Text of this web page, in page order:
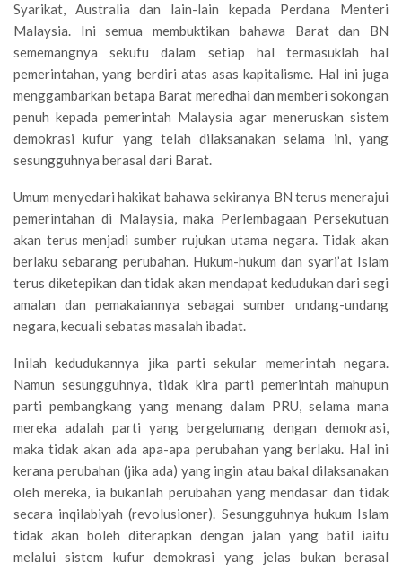
Syarikat, Australia dan lain-lain kepada Perdana Menteri
Malaysia. Ini semua membuktikan bahawa Barat dan BN
sememangnya sekufu dalam setiap hal termasuklah hal
pemerintahan, yang berdiri atas asas kapitalisme. Hal ini juga
menggambarkan betapa Barat meredhai dan memberi sokongan
penuh kepada pemerintah Malaysia agar meneruskan sistem
demokrasi kufur yang telah dilaksanakan selama ini, yang
sesungguhnya berasal dari Barat.
Umum menyedari hakikat bahawa sekiranya BN terus menerajui
pemerintahan di Malaysia, maka Perlembagaan Persekutuan
akan terus menjadi sumber rujukan utama negara. Tidak akan
berlaku sebarang perubahan. Hukum-hukum dan syari’at Islam
terus diketepikan dan tidak akan mendapat kedudukan dari segi
amalan dan pemakaiannya sebagai sumber undang-undang
negara, kecuali sebatas masalah ibadat.
Inilah kedudukannya jika parti sekular memerintah negara.
Namun sesungguhnya, tidak kira parti pemerintah mahupun
parti pembangkang yang menang dalam PRU, selama mana
mereka adalah parti yang bergelumang dengan demokrasi,
maka tidak akan ada apa-apa perubahan yang berlaku. Hal ini
kerana perubahan (jika ada) yang ingin atau bakal dilaksanakan
oleh mereka, ia bukanlah perubahan yang mendasar dan tidak
secara inqilabiyah (revolusioner). Sesungguhnya hukum Islam
tidak akan boleh diterapkan dengan jalan yang batil iaitu
melalui sistem kufur demokrasi yang jelas bukan berasal